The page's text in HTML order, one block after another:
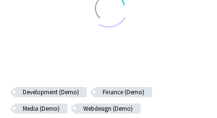
Development (Demo)
Finance (Demo)
Media (Demo)
Webdesign (Demo)